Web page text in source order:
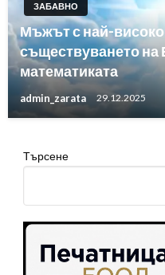
ЗАБАВНО
Мъжът с най-високо
съществуването на
математиката
admin_zarata 29.12.2025
Търсене